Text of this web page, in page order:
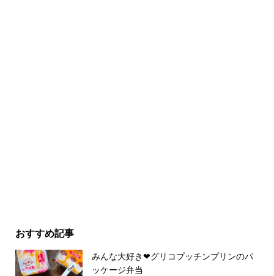
おすすめ記事
みんな大好き❤グリコプッチンプリンのパ
ッケージ弁当